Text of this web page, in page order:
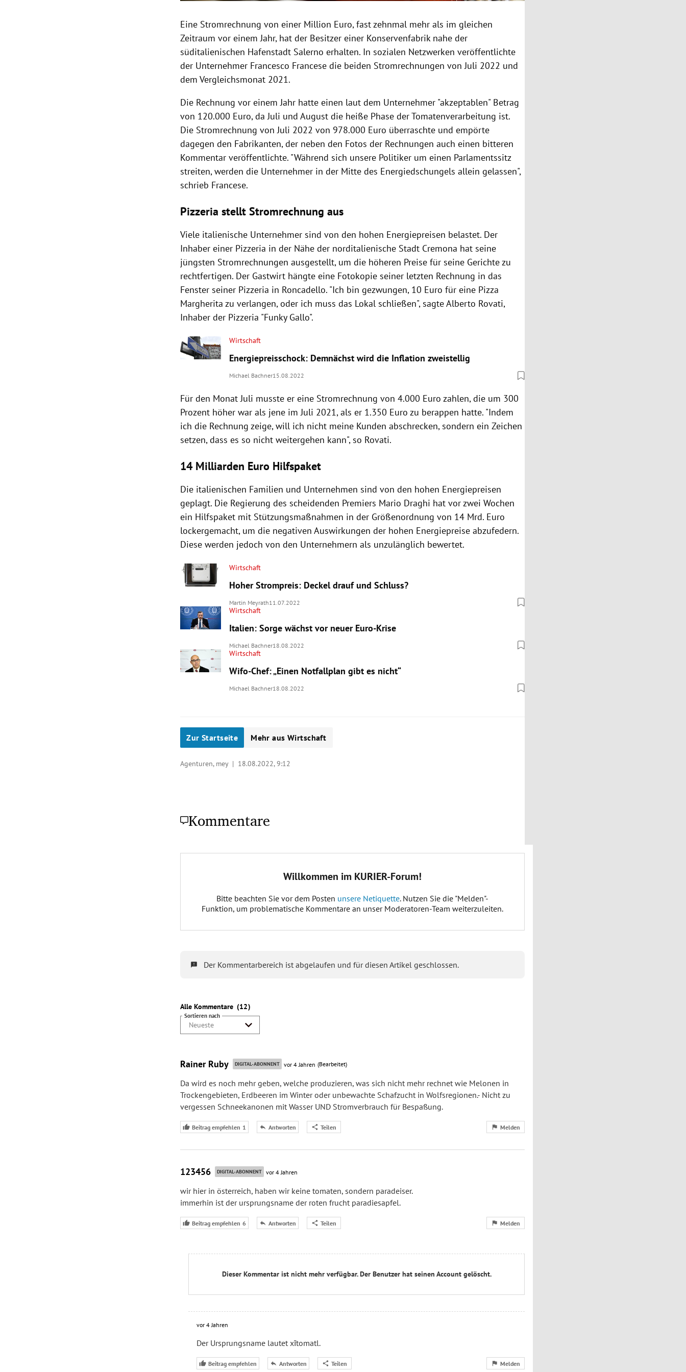
Eine Stromrechnung von einer Million Euro, fast zehnmal mehr als im gleichen
Zeitraum vor einem Jahr, hat der Besitzer einer Konservenfabrik nahe der
süditalienischen Hafenstadt Salerno erhalten. In sozialen Netzwerken veröffentlichte
der Unternehmer Francesco Francese die beiden Stromrechnungen von Juli 2022 und
dem Vergleichsmonat 2021.
Die Rechnung vor einem Jahr hatte einen laut dem Unternehmer "akzeptablen" Betrag
von 120.000 Euro, da Juli und August die heiße Phase der Tomatenverarbeitung ist.
Die Stromrechnung von Juli 2022 von 978.000 Euro überraschte und empörte
dagegen den Fabrikanten, der neben den Fotos der Rechnungen auch einen bitteren
Kommentar veröffentlichte. "Während sich unsere Politiker um einen Parlamentssitz
streiten, werden die Unternehmer in der Mitte des Energiedschungels allein gelassen",
schrieb Francese.
Pizzeria stellt Stromrechnung aus
Viele italienische Unternehmer sind von den hohen Energiepreisen belastet. Der
Inhaber einer Pizzeria in der Nähe der norditalienische Stadt Cremona hat seine
jüngsten Stromrechnungen ausgestellt, um die höheren Preise für seine Gerichte zu
rechtfertigen. Der Gastwirt hängte eine Fotokopie seiner letzten Rechnung in das
Fenster seiner Pizzeria in Roncadello. "Ich bin gezwungen, 10 Euro für eine Pizza
Margherita zu verlangen, oder ich muss das Lokal schließen", sagte Alberto Rovati,
Inhaber der Pizzeria "Funky Gallo".
Wirtschaft
Energiepreisschock: Demnächst wird die Inflation zweistellig
Michael Bachner15.08.2022
Für den Monat Juli musste er eine Stromrechnung von 4.000 Euro zahlen, die um 300
Prozent höher war als jene im Juli 2021, als er 1.350 Euro zu berappen hatte. "Indem
ich die Rechnung zeige, will ich nicht meine Kunden abschrecken, sondern ein Zeichen
setzen, dass es so nicht weitergehen kann", so Rovati.
14 Milliarden Euro Hilfspaket
Die italienischen Familien und Unternehmen sind von den hohen Energiepreisen
geplagt. Die Regierung des scheidenden Premiers Mario Draghi hat vor zwei Wochen
ein Hilfspaket mit Stützungsmaßnahmen in der Größenordnung von 14 Mrd. Euro
lockergemacht, um die negativen Auswirkungen der hohen Energiepreise abzufedern.
Diese werden jedoch von den Unternehmern als unzulänglich bewertet.
Wirtschaft
Hoher Strompreis: Deckel drauf und Schluss?
Martin Meyrath11.07.2022
Wirtschaft
Italien: Sorge wächst vor neuer Euro-Krise
Michael Bachner18.08.2022
Wirtschaft
Wifo-Chef: „Einen Notfallplan gibt es nicht“
Michael Bachner18.08.2022
Zur Startseite Mehr aus Wirtschaft
Agenturen, mey | 18.08.2022, 9:12
Kommentare